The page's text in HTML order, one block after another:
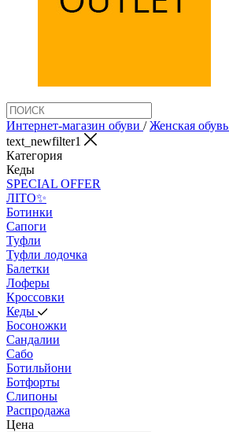
Интернет-магазин обуви /Женская обувь
text_newfilter1
Категория
Кеды
SPECIAL OFFER
ЛІТО✨
Ботинки
Сапоги
Туфли
Туфли лодочка
Балетки
Лоферы
Кроссовки
Кеды
Босоножки
Сандалии
Сабо
Ботильйони
Ботфорты
Слипоны
Распродажа
Цена